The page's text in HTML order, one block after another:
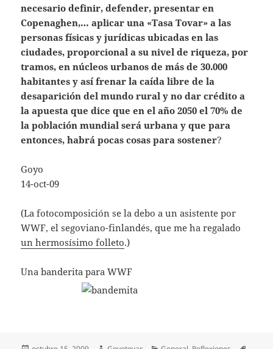
necesario definir, defender, presentar en
Copenaghen,… aplicar una «Tasa Tovar» a las
personas físicas y jurídicas ubicadas en las
ciudades, proporcional a su nivel de riqueza, por
tramos, en núcleos urbanos de más de 30.000
habitantes y así frenar la caída libre de la
desaparición del mundo rural y no dar crédito a
la apuesta que dice que en el año 2050 el 70% de
la población mundial será urbana y que para
entonces, habrá pocas cosas para sostener?
Goyo
14-oct-09
(La fotocomposición se la debo a un asistente por
WWF, el segoviano-finlandés, que me ha regalado
un hermosísimo folleto.)
Una banderita para WWF